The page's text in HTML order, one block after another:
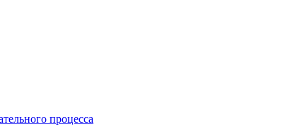
процесса